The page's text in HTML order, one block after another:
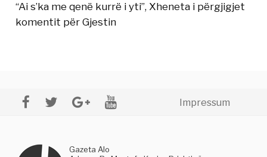
“Ai s’ka me qenë kurrë i yti”, Xheneta i përgjigjet
komentit për Gjestin
Impressum
Gazeta Alo